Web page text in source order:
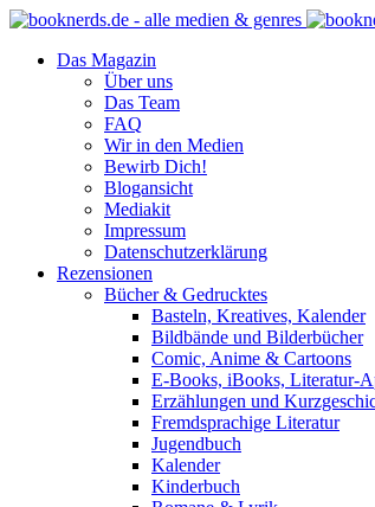
Das Magazin
Über uns
Das Team
FAQ
Wir in den Medien
Bewirb Dich!
Blogansicht
Mediakit
Impressum
Datenschutzerklärung
Rezensionen
Bücher & Gedrucktes
Basteln, Kreatives, Kalender
Bildbände und Bilderbücher
Comic, Anime & Cartoons
E-Books, iBooks, Literatur-
Erzählungen und
Fremdsprachige Literatur
Jugendbuch
Kalender
Kinderbuch